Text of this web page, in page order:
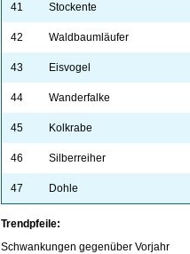
41 Stockente
42 Waldbaumläufer
43 Eisvogel
44 Wanderfalke
45 Kolkrabe
46 Silberreiher
47 Dohle
Trendpfeile:
Schwankungen gegenüber Vorjahr